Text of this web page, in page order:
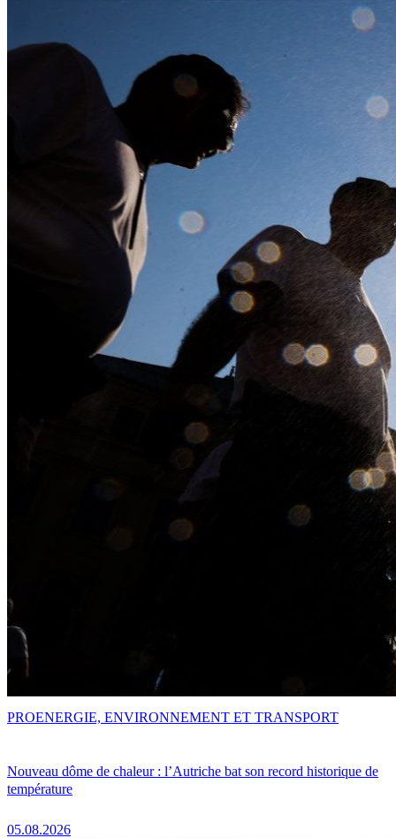
Nouveau dôme de chaleur : l’Autriche bat son record historique de
température
05.08.2026
PROENERGIE, ENVIRONNEMENT ET TRANSPORT